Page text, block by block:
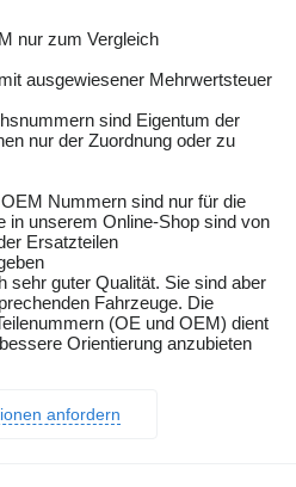
nur zum Vergleich
ausgewiesener Mehrwertsteuer
sind Eigentum der
nur der Zuordnung oder zu
Nummern sind nur für die
in unserem Online-Shop sind von
Ersatzteilen
sehr guter Qualität. Sie sind aber
Fahrzeuge. Die
(OE und OEM) dient
Orientierung anzubieten
anfordern